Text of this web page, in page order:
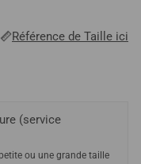
Référence de Taille ici
(service
ou une grande taille